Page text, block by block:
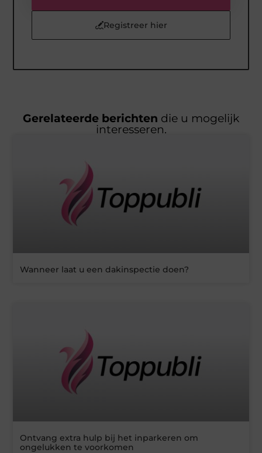
Registreer hier
Gerelateerde berichten die u mogelijk
interesseren.
Wanneer laat u een dakinspectie doen?
Ontvang extra hulp bij het inparkeren om
ongelukken te voorkomen